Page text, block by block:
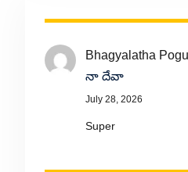
Bhagyalatha
నా దేవా
July 28, 2026
Super